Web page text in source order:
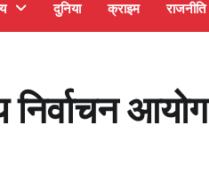
दुनिया क्राइम राजनीति
निर्वाचन आयोग